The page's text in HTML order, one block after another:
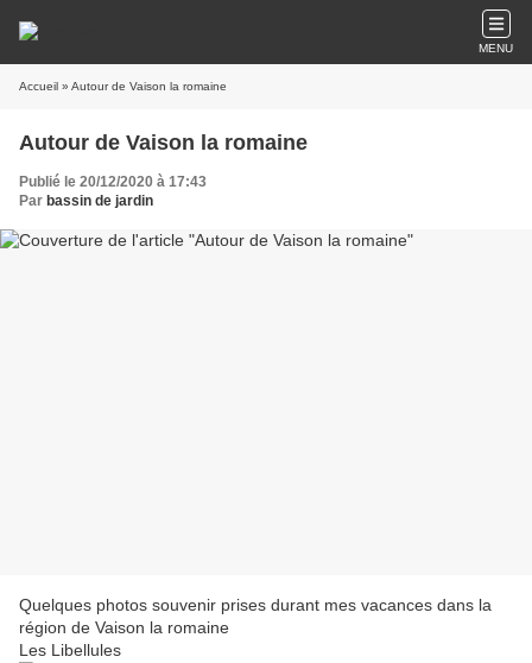
MENU
Accueil » Autour de Vaison la romaine
Autour de Vaison la romaine
Publié le 20/12/2020 à 17:43
Par bassin de jardin
Quelques photos souvenir prises durant mes vacances dans la
région de Vaison la romaine
Les Libellules